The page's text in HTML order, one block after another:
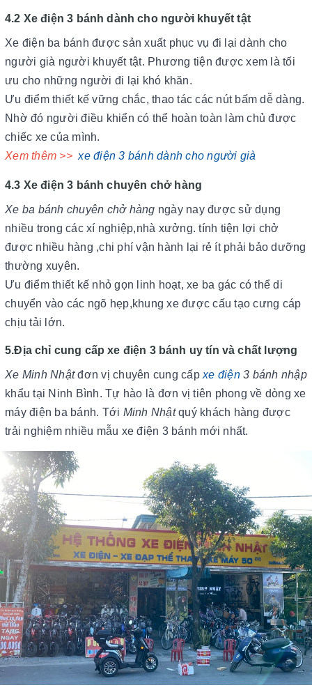
4.2 Xe điện 3 bánh dành cho người khuyết tật
Xe điện ba bánh được sản xuất phục vụ đi lại dành cho
người già người khuyết tật. Phương tiện được xem là tối
ưu cho những người đi lại khó khăn.
Ưu điểm thiết kế vững chắc, thao tác các nút bấm dễ dàng.
Nhờ đó người điều khiển có thể hoàn toàn làm chủ được
chiếc xe của mình.
Xem thêm >> xe điện 3 bánh dành cho người già
4.3 Xe điện 3 bánh chuyên chở hàng
Xe ba bánh chuyên chở hàng ngày nay được sử dụng
nhiều trong các xí nghiệp,nhà xưởng. tính tiện lợi chở
được nhiều hàng ,chi phí vận hành lại rẻ ít phải bảo dưỡng
thường xuyên.
Ưu điểm thiết kế nhỏ gọn linh hoạt, xe ba gác có thể di
chuyển vào các ngõ hẹp,khung xe được cấu tạo cưng cáp
chịu tải lớn.
5.Địa chỉ cung cấp xe điện 3 bánh uy tín và chất lượng
Xe Minh Nhậtđơn vị chuyên cung cấp xe điện3 bánh nhập
khẩu tại Ninh Bình. Tự hào là đơn vị tiên phong về dòng xe
máy điện ba bánh. Tới Minh Nhậtquý khách hàng được
trải nghiệm nhiều mẫu xe điện 3 bánh mới nhất.